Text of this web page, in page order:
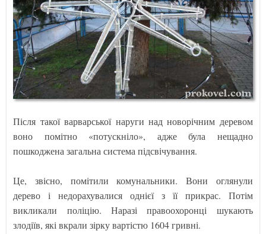
Після такої варварської наруги над новорічним деревом
воно помітно «потускніло», адже була нещадно
пошкоджена загальна система підсвічування.
Це, звісно, помітили комунальники. Вони оглянули
дерево і недорахувалися однієї з її прикрас. Потім
викликали поліцію. Наразі правоохоронці шукають
злодіїв, які вкрали зірку вартістю 1604 гривні.